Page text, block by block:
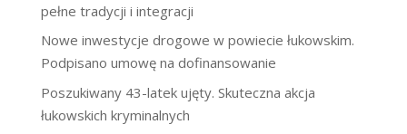
pełne tradycji i integracji
Nowe inwestycje drogowe w powiecie łukowskim.
Podpisano umowę na dofinansowanie
Poszukiwany 43-latek ujęty. Skuteczna akcja
łukowskich kryminalnych